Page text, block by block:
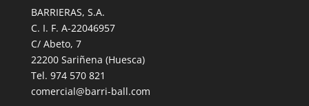
BARRIERAS, S.A.
C. I. F. A-22046957
C/ Abeto, 7
22200 Sariñena (Huesca)
Tel. 974 570 821
comercial@barri-ball.com